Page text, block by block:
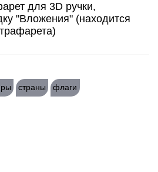
для 3D ручки,
"Вложения" (находится
страны флаги